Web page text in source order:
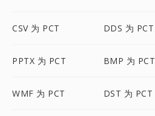
CSV 为 PCT DDS 为 PCT
PPTX 为 PCT BMP 为 PCT
WMF 为 PCT DST 为 PCT